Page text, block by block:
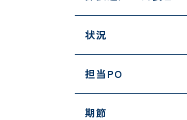
状況
担当PO
期節